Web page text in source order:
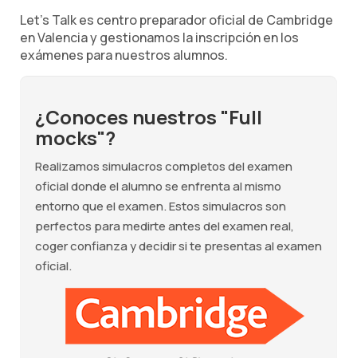
Let's Talk es centro preparador oficial de Cambridge
en Valencia y gestionamos la inscripción en los
exámenes para nuestros alumnos.
¿Conoces nuestros "Full
mocks"?
Realizamos simulacros completos del examen
oficial donde el alumno se enfrenta al mismo
entorno que el examen. Estos simulacros son
perfectos para medirte antes del examen real,
coger confianza y decidir si te presentas al examen
oficial.